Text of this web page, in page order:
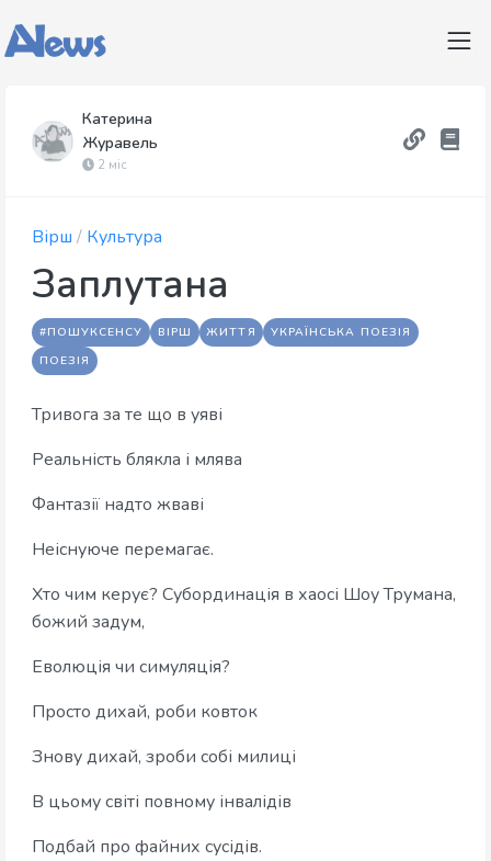
Катерина
Журавель
2 міс
Вірш / Культура
Заплутана
#ПОШУКСЕНСУ ВІРШ ЖИТТЯ
УКРАЇНСЬКА ПОЕЗІЯ
ПОЕЗІЯ
Тривога за те що в уяві
Реальність блякла і млява
Фантазії надто жваві
Неіснуюче перемагає.
Хто чим керує? Субординація в хаосі Шоу Трумана,
божий задум,
Еволюція чи симуляція?
Просто дихай, роби ковток
Знову дихай, зроби собі милиці
В цьому світі повному інвалідів
Подбай про файних сусідів.